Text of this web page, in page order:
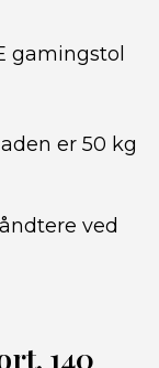
gamingstol
er 50 kg
ved
140